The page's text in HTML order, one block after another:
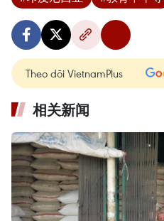
Theo dõi VietnamPlus
相关新闻